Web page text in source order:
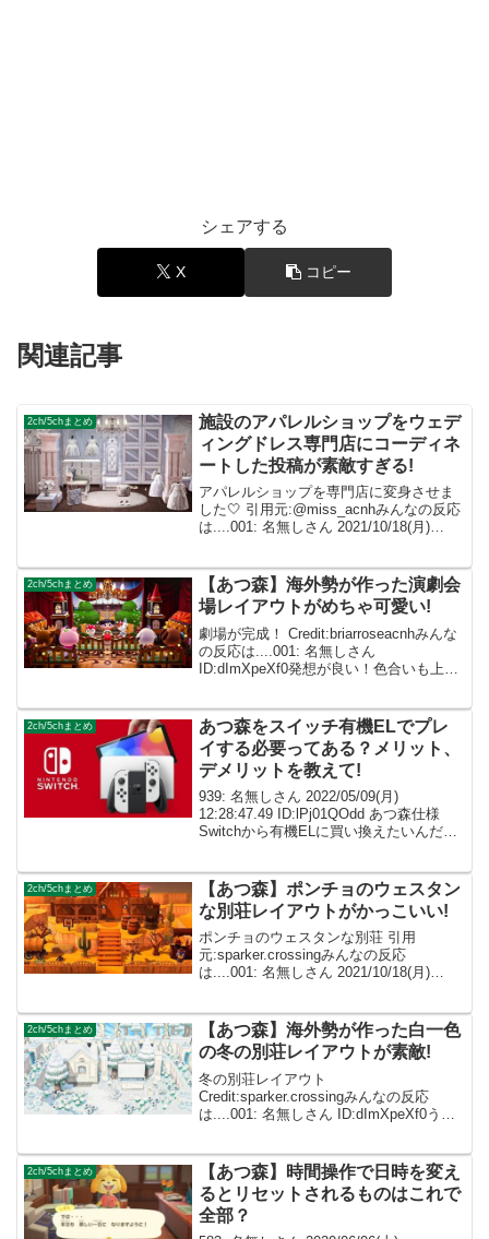
シェアする
X コピー
関連記事
2ch/5chまとめ
施設のアパレルショップをウェデ
ィングドレス専門店にコーディネ
ートした投稿が素敵すぎる!
アパレルショップを専門店に変身させま
した🤍 引用元:@miss_acnhみんなの反応
は....001: 名無しさん 2021/10/18(月)
2ch/5chまとめ
【あつ森】海外勢が作った演劇会
場レイアウトがめちゃ可愛い!
劇場が完成！ Credit:briarroseacnhみんな
の反応は....001: 名無しさん
ID:dImXpeXf0発想が良い！色合いも上手
003...
2ch/5chまとめ
あつ森をスイッチ有機ELでプレ
イする必要ってある？メリット、
デメリットを教えて!
939: 名無しさん 2022/05/09(月)
12:28:47.49 ID:lPj01QOdd あつ森仕様
Switchから有機ELに買い換えたいんだけ
940...
2ch/5chまとめ
【あつ森】ポンチョのウェスタン
な別荘レイアウトがかっこいい!
ポンチョのウェスタンな別荘 引用
元:sparker.crossingみんなの反応
は....001: 名無しさん 2021/10/18(月)
2ch/5chまとめ
【あつ森】海外勢が作った白一色
の冬の別荘レイアウトが素敵!
冬の別荘レイアウト
Credit:sparker.crossingみんなの反応
は....001: 名無しさん ID:dImXpeXf0うわ
002: 名無しさん ID:c...
2ch/5chまとめ
【あつ森】時間操作で日時を変え
るとリセットされるものはこれで
全部？